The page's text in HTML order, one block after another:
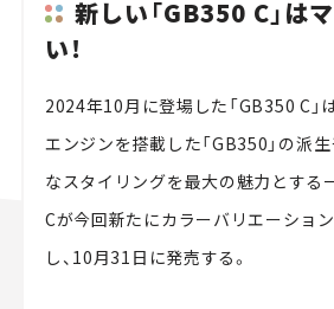
新しい「GB350 C」は
い！
2024年10月に登場した「GB350 C」
エンジンを搭載した「GB350」の派
なスタイリングを最大の魅力とする
Cが今回新たにカラーバリエーショ
し、10月31日に発売する。